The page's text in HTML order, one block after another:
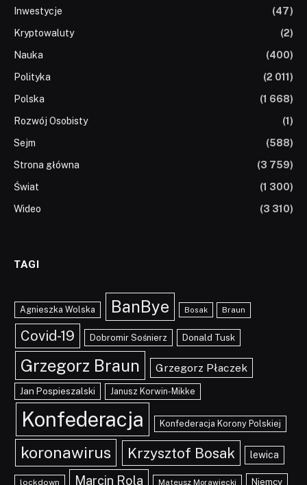
Inwestycje
(47)
Kryptowaluty
(2)
Nauka
(400)
Polityka
(2 011)
Polska
(1 668)
Rozwój Osobisty
(1)
Sejm
(588)
Strona główna
(3 759)
Świat
(1 300)
Wideo
(3 310)
TAGI
Agnieszka Wolska BanBye Bosak Braun
Covid-19 Dobromir Sośnierz Donald Tusk
Grzegorz Braun Grzegorz Płaczek
Jan Pospieszalski Janusz Korwin-Mikke
Konfederacja Konfederacja Korony Polskiej
koronawirus Krzysztof Bosak lewica
lockdown Marcin Rola Mateusz Morawiecki Niemcy